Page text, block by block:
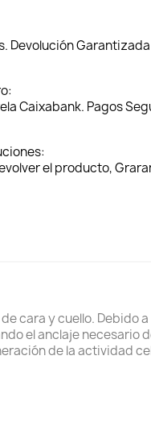
Devolución
Caixabank. Pagos
el producto,
cara y cuello. Debido a
el anclaje necesario
de la actividad